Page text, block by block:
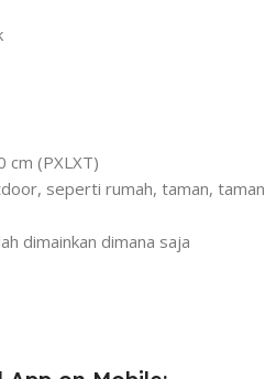
cm (PXLXT)
seperti rumah, taman, taman
dimainkan dimana saja